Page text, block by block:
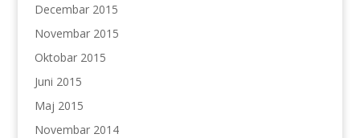
Decembar 2015
Novembar 2015
Oktobar 2015
Juni 2015
Maj 2015
Novembar 2014